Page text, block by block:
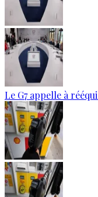
Le G7 appelle à